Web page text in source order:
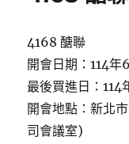
4168 醣聯
開會日期：114年
最後買進日：
開會地點：新北
司會議室)